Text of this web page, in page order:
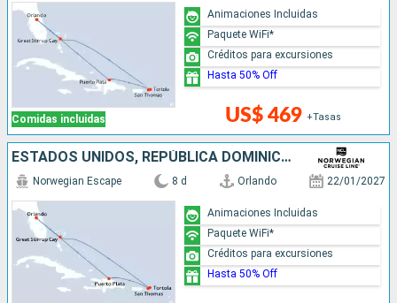
Comidas incluidas US$ 469 +Tasas
Animaciones Incluidas
Paquete WiFi*
Créditos para excursiones
Hasta 50% Off
ESTADOS UNIDOS, REPÚBLICA DOMINICANA, BAHAMAS
Norwegian Escape 8 d Orlando 22/01/2027
Animaciones Incluidas
Paquete WiFi*
Créditos para excursiones
Hasta 50% Off